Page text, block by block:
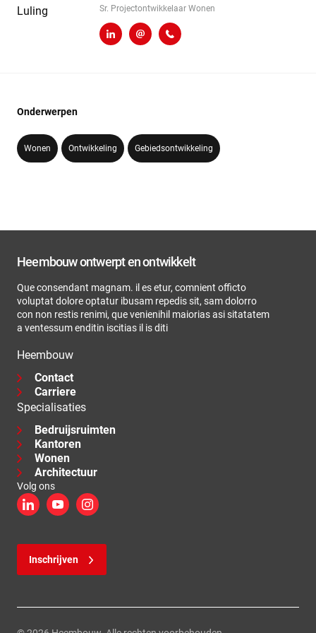
Sr. Projectontwikkelaar Wonen
LinkedInp.van.luling@heembouw.nl
071 - 332 00 50
Onderwerpen
Wonen Ontwikkeling Gebiedsontwikkeling
Heembouw ontwerpt en ontwikkelt
Que consendant magnam. il es etur, comnient officto
voluptat dolore optatur ibusam repedis sit, sam dolorro
con non restis renimi, que venienihil maiorias asi sitatatem
a ventessum enditin iscitias il is diti
Heembouw
Contact
Carriere
Specialisaties
Bedruijsruimten
Kantoren
Wonen
Architectuur
Volg ons
LinkedInYouTubeInstagram
Inschrijven